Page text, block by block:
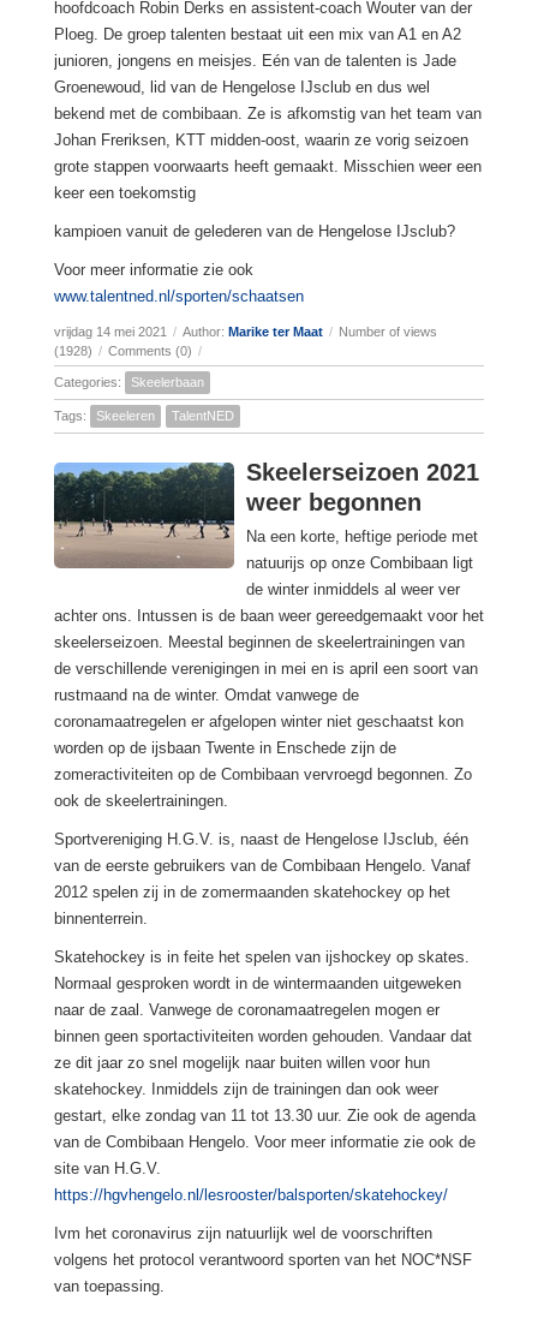
hoofdcoach Robin Derks en assistent-coach Wouter van der
Ploeg. De groep talenten bestaat uit een mix van A1 en A2
junioren, jongens en meisjes. Eén van de talenten is Jade
Groenewoud, lid van de Hengelose IJsclub en dus wel
bekend met de combibaan. Ze is afkomstig van het team van
Johan Freriksen, KTT midden-oost, waarin ze vorig seizoen
grote stappen voorwaarts heeft gemaakt. Misschien weer een
keer een toekomstig
kampioen vanuit de gelederen van de Hengelose IJsclub?
Voor meer informatie zie ook
www.talentned.nl/sporten/schaatsen
vrijdag 14 mei 2021 / Author: Marike ter Maat / Number of views
(1928) / Comments (0) /
Categories: Skeelerbaan
Tags: Skeeleren TalentNED
Skeelerseizoen 2021
weer begonnen
Na een korte, heftige periode met
natuurijs op onze Combibaan ligt
de winter inmiddels al weer ver
achter ons. Intussen is de baan weer gereedgemaakt voor het
skeelerseizoen. Meestal beginnen de skeelertrainingen van
de verschillende verenigingen in mei en is april een soort van
rustmaand na de winter. Omdat vanwege de
coronamaatregelen er afgelopen winter niet geschaatst kon
worden op de ijsbaan Twente in Enschede zijn de
zomeractiviteiten op de Combibaan vervroegd begonnen. Zo
ook de skeelertrainingen.
Sportvereniging H.G.V. is, naast de Hengelose IJsclub, één
van de eerste gebruikers van de Combibaan Hengelo. Vanaf
2012 spelen zij in de zomermaanden skatehockey op het
binnenterrein.
Skatehockey is in feite het spelen van ijshockey op skates.
Normaal gesproken wordt in de wintermaanden uitgeweken
naar de zaal. Vanwege de coronamaatregelen mogen er
binnen geen sportactiviteiten worden gehouden. Vandaar dat
ze dit jaar zo snel mogelijk naar buiten willen voor hun
skatehockey. Inmiddels zijn de trainingen dan ook weer
gestart, elke zondag van 11 tot 13.30 uur. Zie ook de agenda
van de Combibaan Hengelo. Voor meer informatie zie ook de
site van H.G.V.
https://hgvhengelo.nl/lesrooster/balsporten/skatehockey/
Ivm het coronavirus zijn natuurlijk wel de voorschriften
volgens het protocol verantwoord sporten van het NOC*NSF
van toepassing.